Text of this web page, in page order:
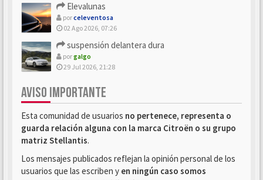
Elevalunas
porceleventosa
02 Ago 2026, 07:26
suspensión delantera dura
porgalgo
29 Jul 2026, 21:28
AVISO IMPORTANTE
Esta comunidad de usuarios no pertenece, representa o
guarda relación alguna con la marca Citroën o su grupo
matriz Stellantis.
Los mensajes publicados reflejan la opinión personal de los
usuarios que las escriben y en ningún caso somos